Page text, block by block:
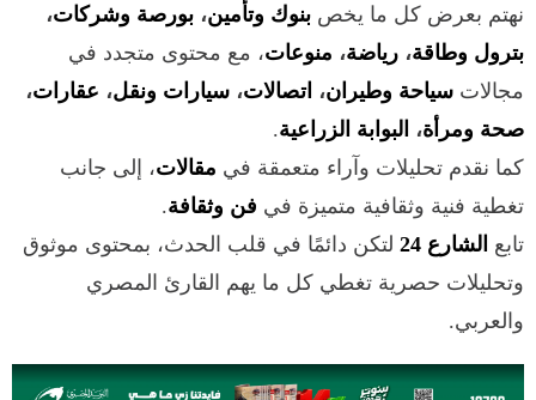
نهتم بعرض كل ما يخص بنوك وتأمين، بورصة وشركات،
بترول وطاقة، رياضة، منوعات، مع محتوى متجدد في
مجالات سياحة وطيران، اتصالات، سيارات ونقل، عقارات،
صحة ومرأة، البوابة الزراعية.
كما نقدم تحليلات وآراء متعمقة في مقالات، إلى جانب
تغطية فنية وثقافية متميزة في فن وثقافة.
تابع الشارع 24
لتكن دائمًا في قلب الحدث، بمحتوى موثوق
وتحليلات حصرية تغطي كل ما يهم القارئ المصري
والعربي.